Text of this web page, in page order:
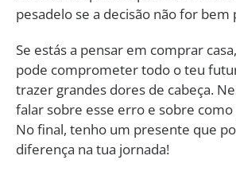
pesadelo se a decisão não for bem
Se estás a pensar em comprar
pode comprometer todo o teu
trazer grandes dores de cabeça.
falar sobre esse erro e sobre
No final, tenho um presente que
diferença na tua jornada!